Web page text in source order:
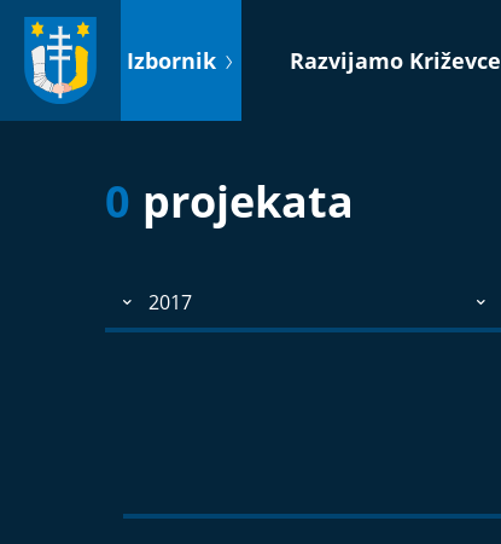
sadržaj
Izbornik Razvijamo Križevce
0 projekata
2017